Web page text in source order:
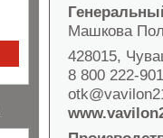
Машкова
428015,
8 800 222-